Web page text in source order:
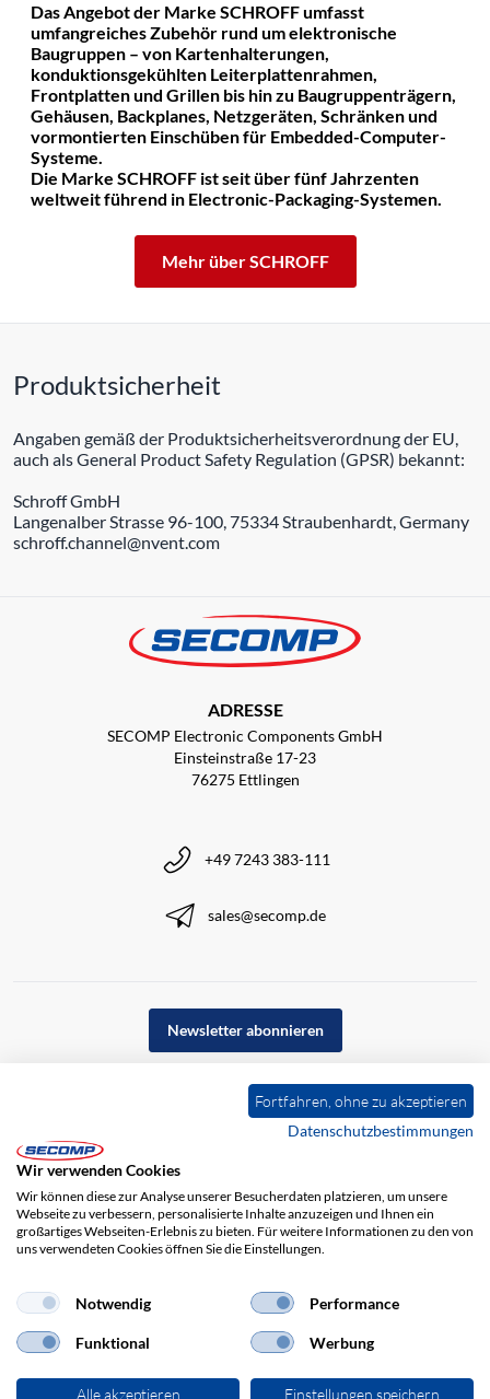
Das Angebot der Marke SCHROFF umfasst
umfangreiches Zubehör rund um elektronische
Baugruppen – von Kartenhalterungen,
konduktionsgekühlten Leiterplattenrahmen,
Frontplatten und Grillen bis hin zu Baugruppenträgern,
Gehäusen, Backplanes, Netzgeräten, Schränken und
vormontierten Einschüben für Embedded-Computer-
Systeme.
Die Marke SCHROFF ist seit über fünf Jahrzenten
weltweit führend in Electronic-Packaging-Systemen.
Mehr über SCHROFF
Produktsicherheit
Angaben gemäß der Produktsicherheitsverordnung der EU,
auch als General Product Safety Regulation (GPSR) bekannt:
Schroff GmbH
Langenalber Strasse 96-100, 75334 Straubenhardt, Germany
schroff.channel@nvent.com
ADRESSE
SECOMP Electronic Components GmbH
Einsteinstraße 17-23
76275 Ettlingen
+49 7243 383-111
sales@secomp.de
Newsletter abonnieren
Impressum Haftungsausschluss
Fortfahren, ohne zu akzeptieren
Datenschutzbestimmungen
Wir verwenden Cookies
Wir können diese zur Analyse unserer Besucherdaten platzieren, um unsere
Webseite zu verbessern, personalisierte Inhalte anzuzeigen und Ihnen ein
großartiges Webseiten-Erlebnis zu bieten. Für weitere Informationen zu den von
uns verwendeten Cookies öffnen Sie die Einstellungen.
Notwendig Performance
Funktional Werbung
Alle akzeptieren Einstellungen speichern